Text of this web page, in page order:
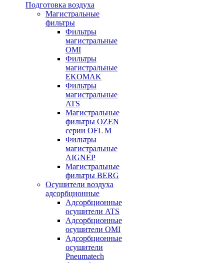
Подготовка воздуха
Магистральные
фильтры
Фильтры
магистральные
OMI
Фильтры
магистральные
EKOMAK
Фильтры
магистральные
ATS
Магистральные
фильтры OZEN
серии OFL M
Фильтры
магистральные
AIGNEP
Магистральные
фильтры BERG
Осушители воздуха
адсорбционные
Адсорбционные
осушители ATS
Адсорбционные
осушители OMI
Адсорбционные
осушители
Pneumatech